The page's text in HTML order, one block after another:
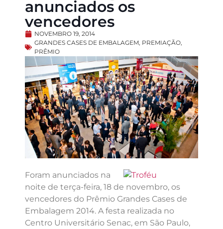
anunciados os
vencedores
NOVEMBRO 19, 2014
GRANDES CASES DE EMBALAGEM, PREMIAÇÃO,
PRÊMIO
Foram anunciados na
noite de terça-feira, 18 de novembro, os
vencedores do Prêmio Grandes Cases de
Embalagem 2014. A festa realizada no
Centro Universitário Senac, em São Paulo,